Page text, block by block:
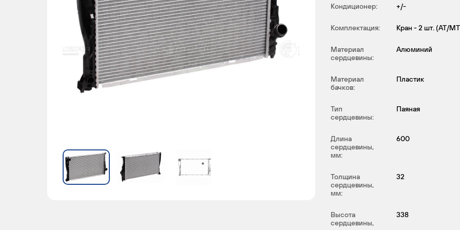
Кондиционер: +/-
Комплектация: Кран - 2 шт. (АТ/
Материал
сердцевины:
Алюминий
Материал
бачков:
Пластик
Тип
сердцевины:
Паяная
Длина
сердцевины,
мм:
600
Толщина
сердцевины,
мм:
32
Высота
сердцевины,
338